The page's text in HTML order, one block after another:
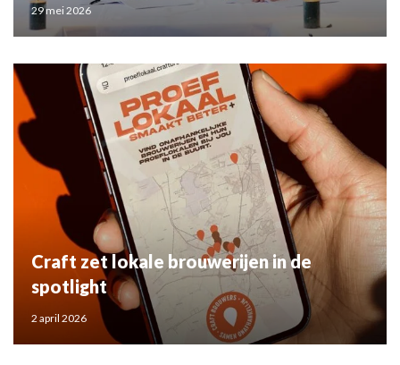
29 mei 2026
Craft zet lokale brouwerijen in de
spotlight
2 april 2026